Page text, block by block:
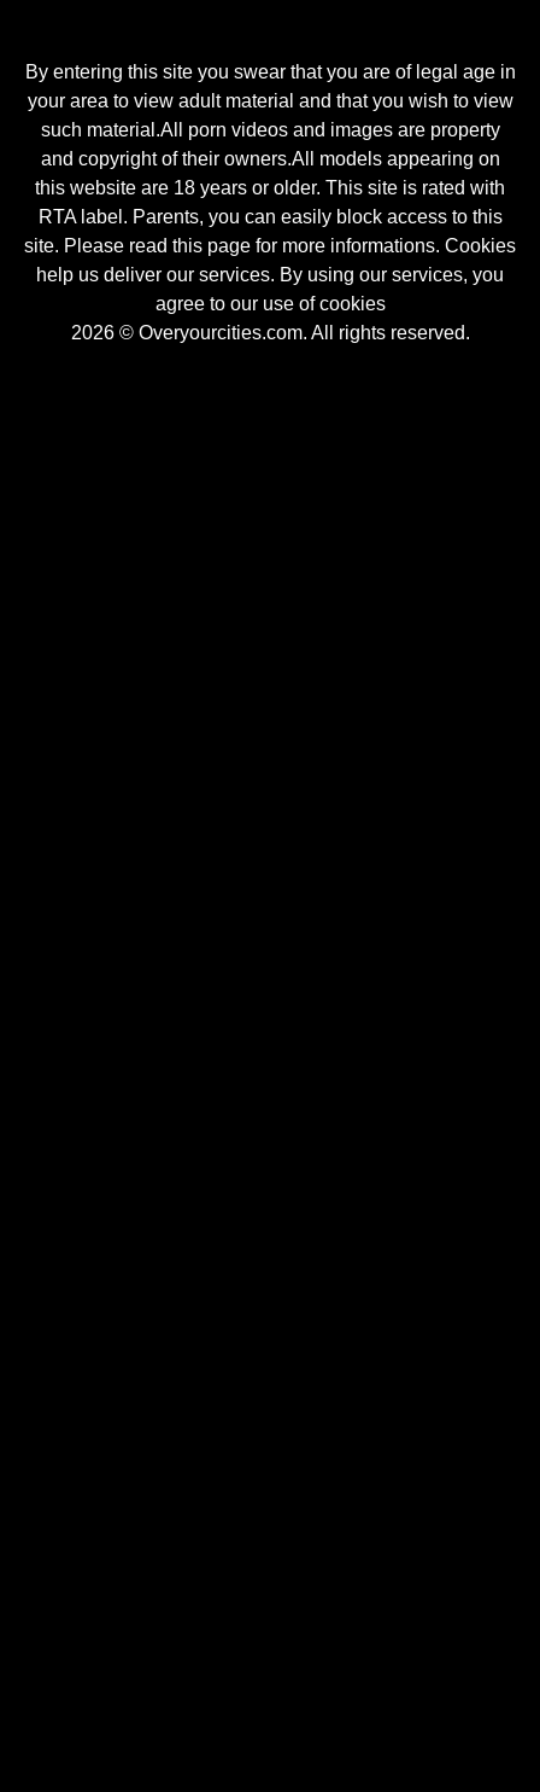
By entering this site you swear that you are of legal age in
your area to view adult material and that you wish to view
such material.All porn videos and images are property
and copyright of their owners.All models appearing on
this website are 18 years or older. This site is rated with
RTA label. Parents, you can easily block access to this
site. Please read this page for more informations. Cookies
help us deliver our services. By using our services, you
agree to our use of cookies
2026 © Overyourcities.com. All rights reserved.